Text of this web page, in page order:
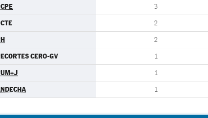
3
2
2
CERO-GV 1
1
1